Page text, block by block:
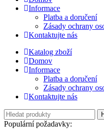
Informace
Platba a doručení
Zásady ochrany
Kontaktujte nás
Katalog zboží
Domov
Informace
Platba a doručení
Zásady ochrany
Kontaktujte nás
Populární požadavky: